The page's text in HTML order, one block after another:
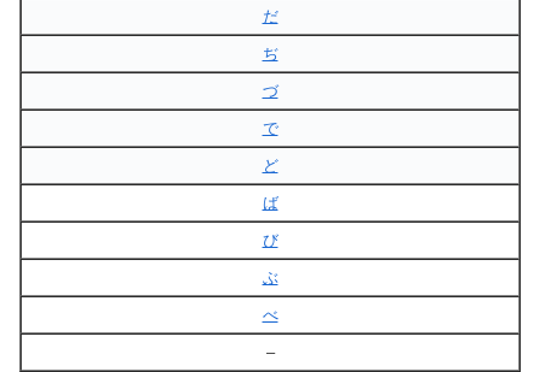
だ
ぢ
づ
で
ど
ば
び
ぶ
べ
–